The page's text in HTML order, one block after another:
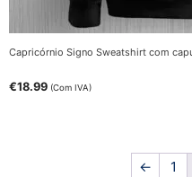
Capricórnio Signo Sweatshirt com
€18.99 (Com IVA)
← 1